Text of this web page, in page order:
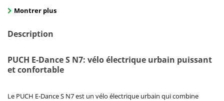
Montrer plus
Description
PUCH E-Dance S N7: vélo électrique urbain puissant
et confortable
Le PUCH E-Dance S N7 est un vélo électrique urbain qui combine